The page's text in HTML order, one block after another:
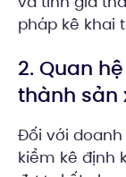
pháp kê khai
2. Quan
thành sản
Đối với
kiểm kê định